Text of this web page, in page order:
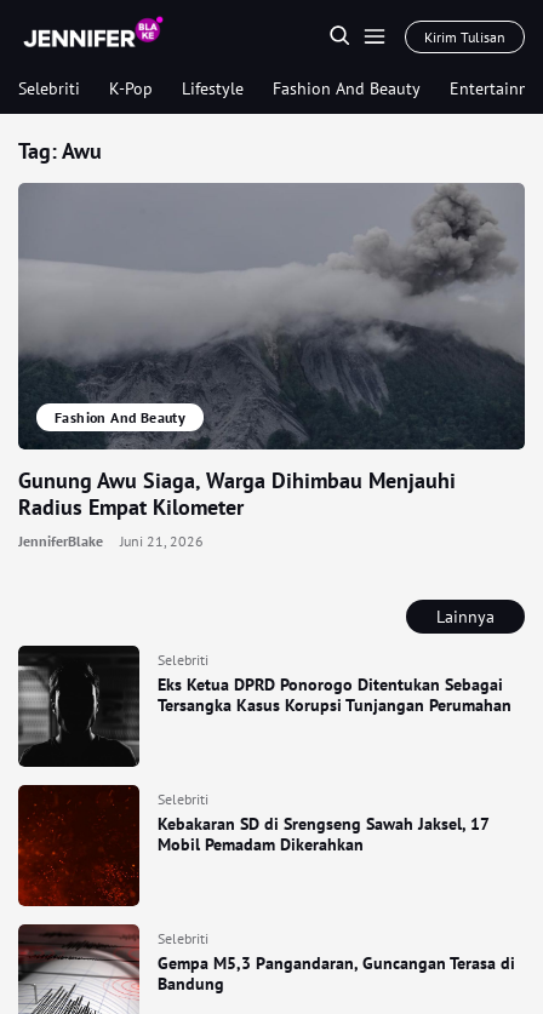
Kirim Tulisan
Selebriti K-Pop Lifestyle Fashion And Beauty
Lainnya
Selebriti
Eks Ketua DPRD Ponorogo Ditentukan Sebagai
Tersangka Kasus Korupsi Tunjangan Perumahan
Selebriti
Kebakaran SD di Srengseng Sawah Jaksel, 17
Mobil Pemadam Dikerahkan
Selebriti
Gempa M5,3 Pangandaran, Guncangan Terasa di
Bandung
Tag:Awu
Fashion And Beauty
Gunung Awu Siaga, Warga Dihimbau Menjauhi
Radius Empat Kilometer
JenniferBlake Juni 21, 2026